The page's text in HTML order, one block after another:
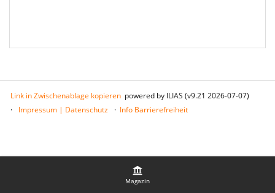
Magazin
Link in Zwischenablage kopieren powered by ILIAS (v9.21 2026-07-07)
Impressum | Datenschutz
Info Barrierefreiheit